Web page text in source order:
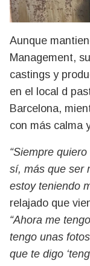
Aunque
Management,
castings y
en el local d
Barcelona,
con más calma
“Siempre
sí, más que ser
estoy teniendo
relajado que
“Ahora me
tengo unas
que te digo